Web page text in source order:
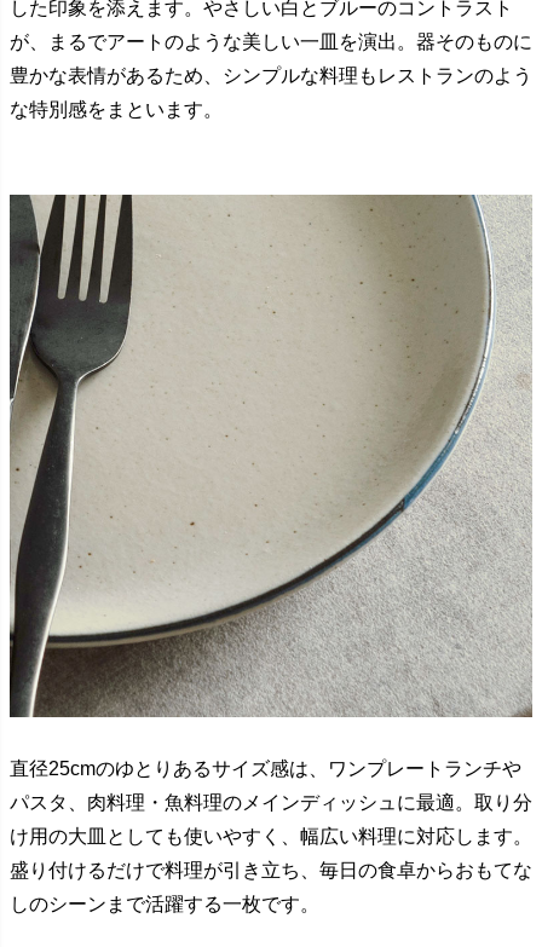
した印象を添えます。やさしい白とブルーのコントラスト
が、まるでアートのような美しい一皿を演出。器そのものに
豊かな表情があるため、シンプルな料理もレストランのよう
な特別感をまといます。
直径25cmのゆとりあるサイズ感は、ワンプレートランチや
パスタ、肉料理・魚料理のメインディッシュに最適。取り分
け用の大皿としても使いやすく、幅広い料理に対応します。
盛り付けるだけで料理が引き立ち、毎日の食卓からおもてな
しのシーンまで活躍する一枚です。